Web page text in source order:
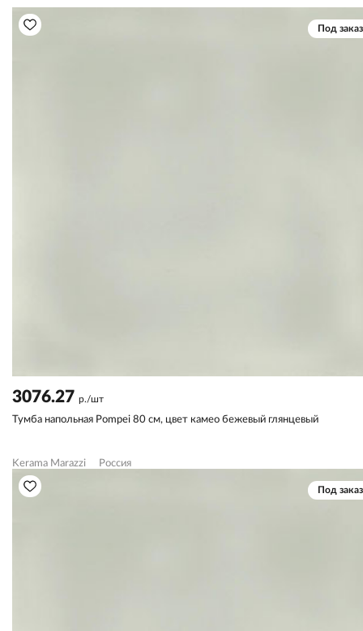
Под заказ
3076.27 р./шт
Тумба напольная Pompei 80 см, цвет камео бежевый глянцевый
Kerama Marazzi Россия
Под заказ